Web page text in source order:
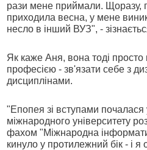
рази мене приймали. Щоразу,
приходила весна, у мене
несло в інший ВУЗ", -
Як каже Аня, вона тоді просто
професією - зв'язати себе з
дисциплінами.
"Епопея зі вступами почалася
міжнародного університету
фахом "Міжнародна
кинуло у протилежний бік - і я